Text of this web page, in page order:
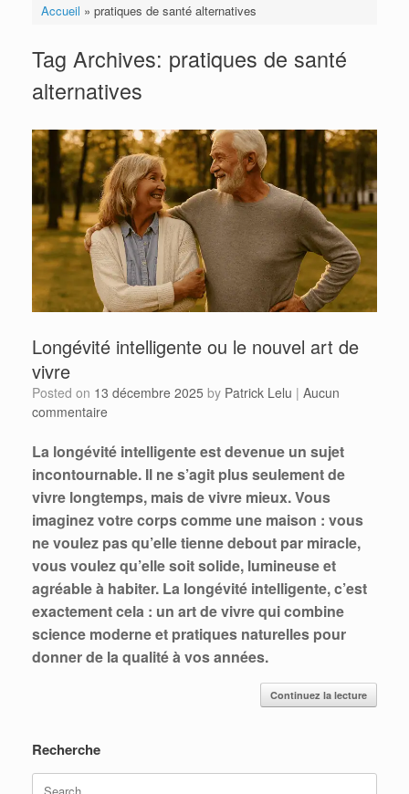
Accueil » pratiques de santé alternatives
Tag Archives: pratiques de santé
alternatives
Longévité intelligente ou le nouvel art de
vivre
Posted on 13 décembre 2025 by Patrick Lelu | Aucun
commentaire
La longévité intelligente est devenue un sujet
incontournable. Il ne s’agit plus seulement de
vivre longtemps, mais de vivre mieux. Vous
imaginez votre corps comme une maison : vous
ne voulez pas qu’elle tienne debout par miracle,
vous voulez qu’elle soit solide, lumineuse et
agréable à habiter. La longévité intelligente, c’est
exactement cela : un art de vivre qui combine
science moderne et pratiques naturelles pour
donner de la qualité à vos années.
Continuez la lecture
Recherche
Search